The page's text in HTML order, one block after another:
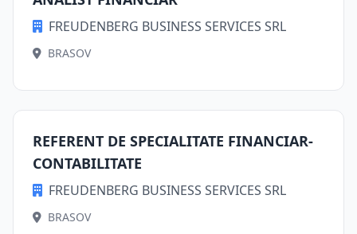
FREUDENBERG BUSINESS SERVICES SRL
BRASOV
REFERENT DE SPECIALITATE FINANCIAR-
CONTABILITATE
FREUDENBERG BUSINESS SERVICES SRL
BRASOV